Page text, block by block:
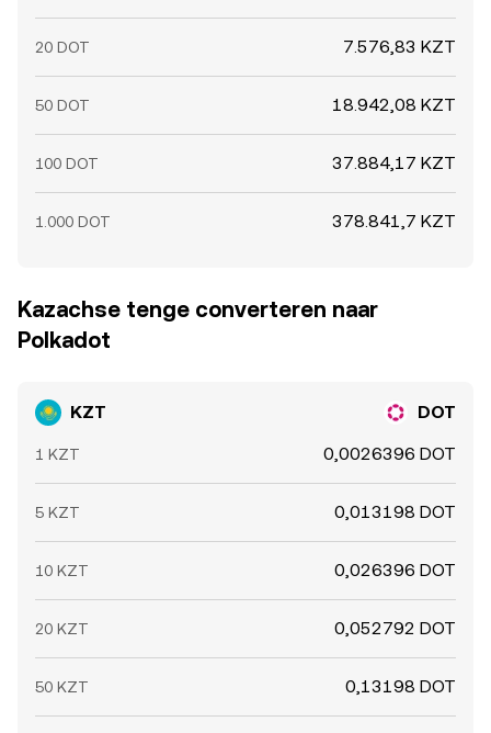
20 DOT 7.576,83 KZT
50 DOT 18.942,08 KZT
100 DOT 37.884,17 KZT
1.000 DOT 378.841,7 KZT
Kazachse tenge converteren naar
Polkadot
KZT DOT
1 KZT 0,0026396 DOT
5 KZT 0,013198 DOT
10 KZT 0,026396 DOT
20 KZT 0,052792 DOT
50 KZT 0,13198 DOT